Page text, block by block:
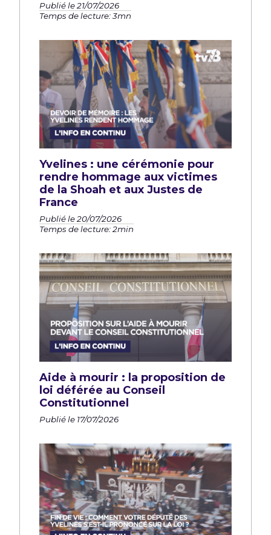
Publié le 21/07/2026
Temps de lecture: 3mn
Yvelines : une cérémonie pour
rendre hommage aux victimes
de la Shoah et aux Justes de
France
Publié le 20/07/2026
Temps de lecture: 2min
Aide à mourir : la proposition de
loi déférée au Conseil
Constitutionnel
Publié le 17/07/2026